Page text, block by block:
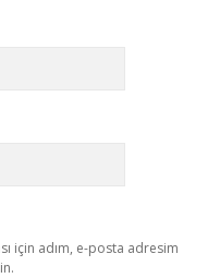
için adım, e-posta adresim